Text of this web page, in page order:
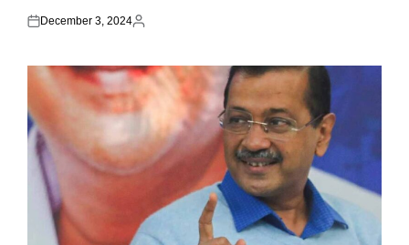
Posted
December 3, 2024
Posted